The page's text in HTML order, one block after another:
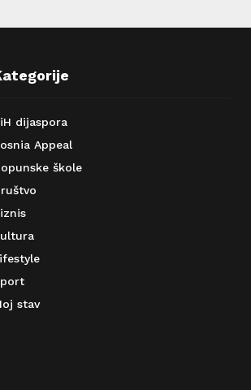
dijaspora
Appeal
škole
stav